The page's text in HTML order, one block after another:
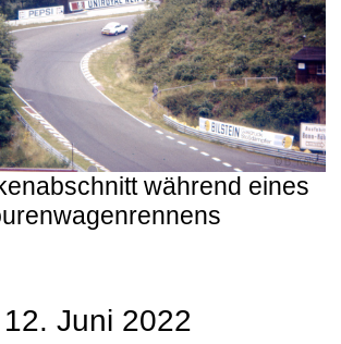
während eines
12. Juni 2022